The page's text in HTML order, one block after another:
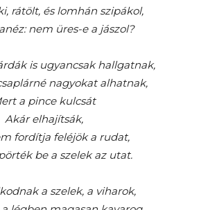
rátölt, és lomhán szipákol,
nem üres-e a jászol?
is ugyancsak hallgatnak,
nagyokat alhatnak,
a pince kulcsát
Akár elhajítsák,
fordítja feléjök a rudat,
be a szelek az utat.
a szelek, a viharok,